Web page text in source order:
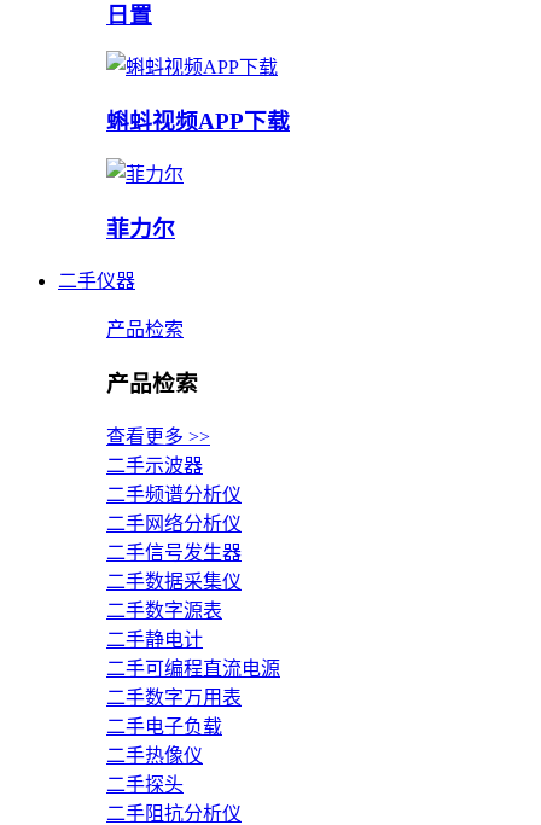
日置
蝌蚪视频APP下载
菲力尔
二手仪器
产品检索
产品检索
查看更多 >>
二手示波器
二手频谱分析仪
二手网络分析仪
二手信号发生器
二手数据采集仪
二手数字源表
二手静电计
二手可编程直流电源
二手数字万用表
二手电子负载
二手热像仪
二手探头
二手阻抗分析仪